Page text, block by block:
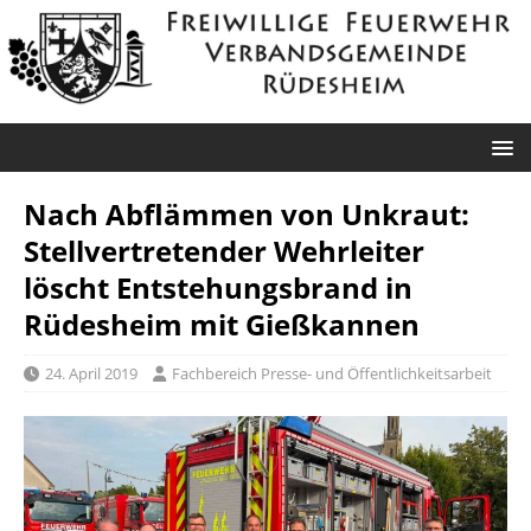
Nach Abflämmen von Unkraut:
Stellvertretender Wehrleiter
löscht Entstehungsbrand in
Rüdesheim mit Gießkannen
24. April 2019 Fachbereich Presse- und Öffentlichkeitsarbeit